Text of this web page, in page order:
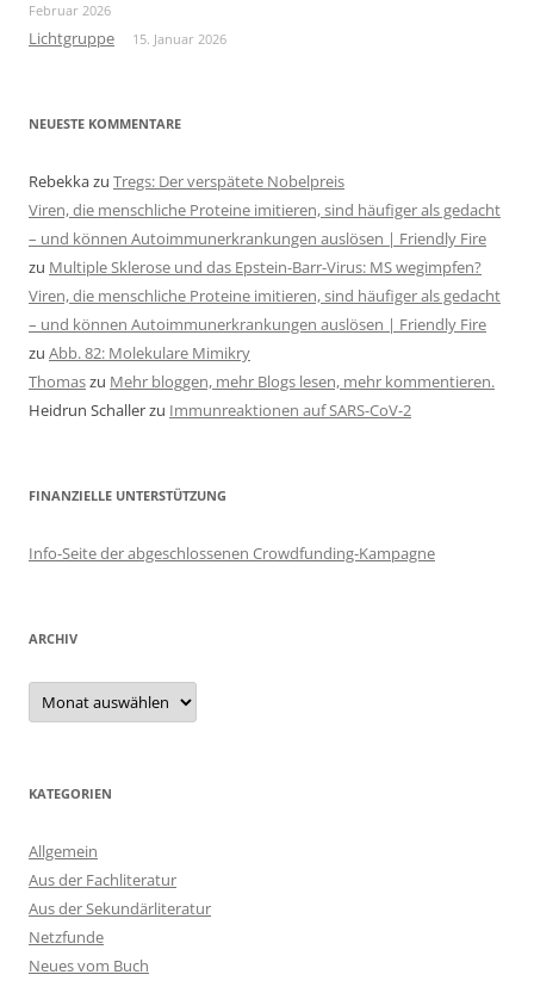
Februar 2026
Lichtgruppe 15. Januar 2026
NEUESTE KOMMENTARE
Rebekkazu Tregs: Der verspätete Nobelpreis
Viren, die menschliche Proteine imitieren, sind häufiger als gedacht
– und können Autoimmunerkrankungen auslösen | Friendly Fire
zu Multiple Sklerose und das Epstein-Barr-Virus: MS wegimpfen?
Viren, die menschliche Proteine imitieren, sind häufiger als gedacht
– und können Autoimmunerkrankungen auslösen | Friendly Fire
zu Abb. 82: Molekulare Mimikry
Thomaszu Mehr bloggen, mehr Blogs lesen, mehr kommentieren.
Heidrun Schallerzu Immunreaktionen auf SARS-CoV-2
FINANZIELLE UNTERSTÜTZUNG
Info-Seite der abgeschlossenen Crowdfunding-Kampagne
ARCHIV
Archiv
KATEGORIEN
Allgemein
Aus der Fachliteratur
Aus der Sekundärliteratur
Netzfunde
Neues vom Buch